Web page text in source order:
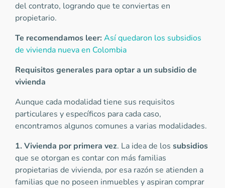
del contrato, logrando que te conviertas en
propietario.
Te recomendamos leer:Así quedaron los subsidios
de vivienda nueva en Colombia
Requisitos generales para optar a un subsidio de
vivienda
Aunque cada modalidad tiene sus requisitos
particulares y específicos para cada caso,
encontramos algunos comunes a varias modalidades.
1. Vivienda por primera vez. La idea de los subsidios
que se otorgan es contar con más familias
propietarias de vivienda, por esa razón se atienden a
familias que no poseen inmuebles y aspiran comprar